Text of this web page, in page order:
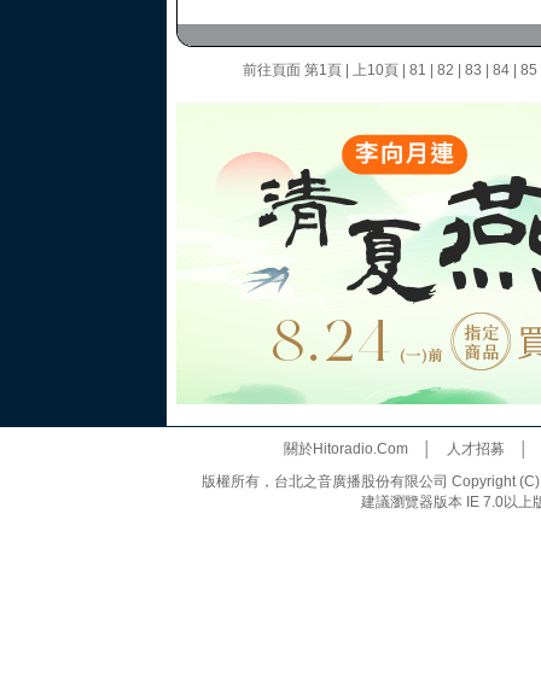
前往頁面 第1頁 上10頁 81 82 83 84 85
關於Hitoradio.Com│ 人才招募
版權所有，台北之音廣播股份有限公司 Copyright
建議瀏覽器版本 IE 7.0以上